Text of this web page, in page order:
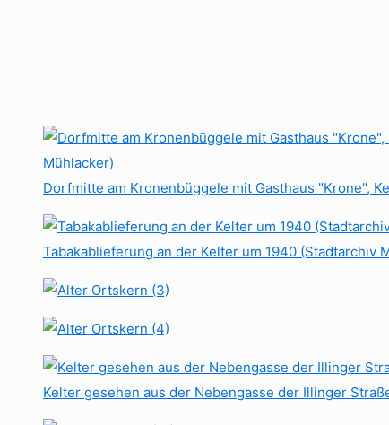
Dorfmitte am Kronenbüggele mit Gasthaus "Krone",
Tabakablieferung an der Kelter um 1940 (Stadtarchiv
Kelter gesehen aus der Nebengasse der Illinger